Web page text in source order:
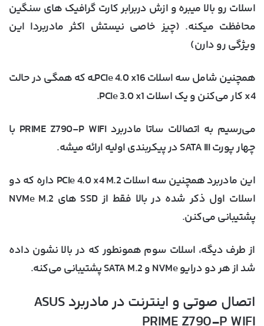
اسلات رو بالا میبره و ازش دربرابر کارت گرافیک های سنگین
محافظت میکنه. (چیز خاصی نیستش اکثر مادربردا این
ویژگی رو دارن)
همچنین شامل سه اسلات PCIe 4.0 x16ـه که همگی در حالت
x4 کار می‌کنن و یک اسلات PCIe 3.0 x1.
می‌رسیم به اتصالات ساتا مادربرد PRIME Z790-P WIFI با
چهار پورت SATA III در پیکربندی اولیه ارائه میشه.
این مادربرد همچنین سه اسلات PCIe 4.0 x4 M.2 داره که دو
اسلات اول ذکر شده در بالا فقط از SSD های NVMe M.2
پشتیبانی می‌کنن.
از طرف دیگه، اسلات سوم همونطور که در بالا نشون داده
شد از هر دو درایو NVMe و SATA M.2 پشتیبانی می‌کنه.
اتصال صوتی و اینترنت در مادربرد ASUS